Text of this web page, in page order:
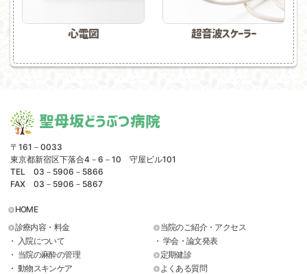
心電図 超音波スケーラー
聖母坂どうぶつ病院
〒161－0033
東京都新宿区下落合4－6－10 守屋ビル101
TEL 03－5906－5866
FAX 03－5906－5867
HOME
診療内容・料金
・ 入院について
・ 当院の麻酔の管理
・ 動物スキンケア
当院のご紹介・アクセス
・ 学会・論文発表
定期健診
よくある質問